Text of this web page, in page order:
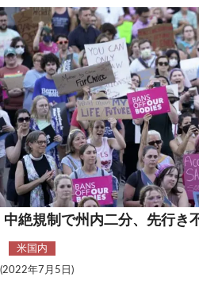
税制・予算
エネルギー・環境
サイバーセキュリティ
航空宇宙・防衛
国境・移民政策
テクノロジー
コメンタリー
社説
中絶規制で州内二分、先行き
米国内
(2022年7月5日)